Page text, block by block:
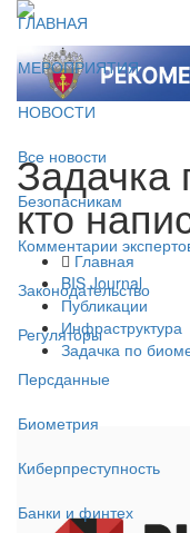
ГЛАВНАЯ
МЕРОПРИЯТИЯ
НОВОСТИ
Все новости
Безопасникам
Комментарии
Законодательство
Регуляторы
Персданные
Биометрия
Киберпреступность
Банки и финтех
Задачка
кто
Главная
BIS Journal
Публикации
Инфраструктура
Задачка по